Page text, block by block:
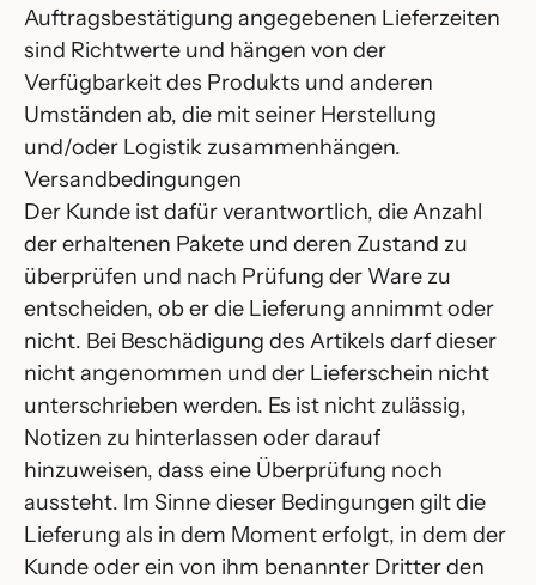
Auftragsbestätigung angegebenen Lieferzeiten
sind Richtwerte und hängen von der
Verfügbarkeit des Produkts und anderen
Umständen ab, die mit seiner Herstellung
und/oder Logistik zusammenhängen.
Versandbedingungen
Der Kunde ist dafür verantwortlich, die Anzahl
der erhaltenen Pakete und deren Zustand zu
überprüfen und nach Prüfung der Ware zu
entscheiden, ob er die Lieferung annimmt oder
nicht. Bei Beschädigung des Artikels darf dieser
nicht angenommen und der Lieferschein nicht
unterschrieben werden. Es ist nicht zulässig,
Notizen zu hinterlassen oder darauf
hinzuweisen, dass eine Überprüfung noch
aussteht. Im Sinne dieser Bedingungen gilt die
Lieferung als in dem Moment erfolgt, in dem der
Kunde oder ein von ihm benannter Dritter den